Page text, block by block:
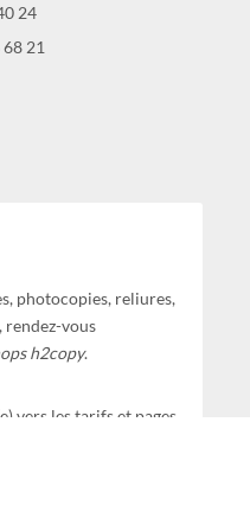
24
21
photocopies, reliures,
rendez-vous
h2copy.
vers les tarifs et pages